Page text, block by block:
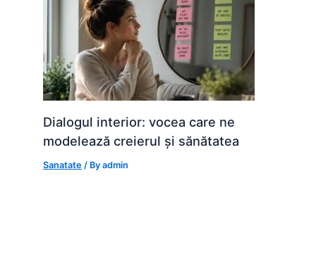
Dialogul interior: vocea care ne
modelează creierul și sănătatea
Sanatate / Byadmin